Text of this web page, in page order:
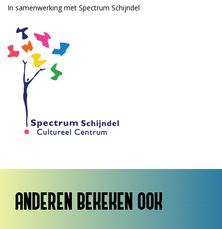
In samenwerking met Spectrum Schijndel
ANDEREN BEKEKEN OOK